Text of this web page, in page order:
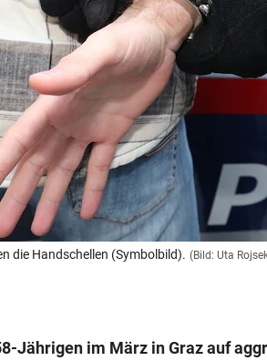
die Handschellen (Symbolbild). (Bild: Uta
Jährigen im März in Graz auf